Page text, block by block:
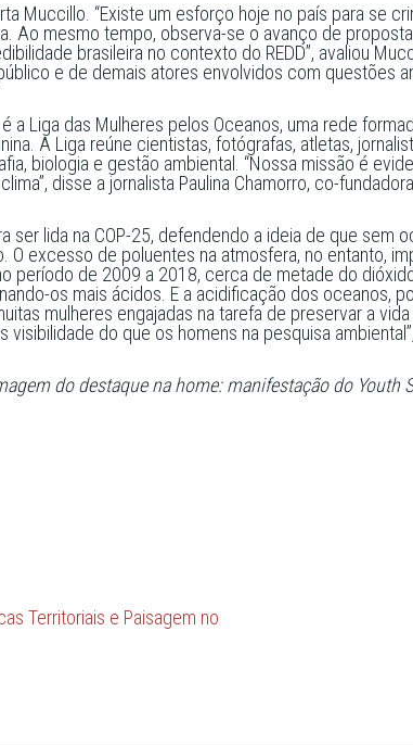
Muccillo. “Existe um esforço hoje no país para se
Ao mesmo tempo, observa-se o avanço de
brasileira no contexto do REDD”, avaliou
e de demais atores envolvidos com questões
a Liga das Mulheres pelos Oceanos, uma rede
A Liga reúne cientistas, fotógrafas, atletas,
biologia e gestão ambiental. “Nossa missão é
disse a jornalista Paulina Chamorro, co-
ser lida na COP-25, defendendo a ideia de que sem
O excesso de poluentes na atmosfera, no entanto,
período de 2009 a 2018, cerca de metade do
os mais ácidos. E a acidificação dos oceanos,
mulheres engajadas na tarefa de preservar a
do que os homens na pesquisa
do destaque na home: manifestação do
Territoriais e Paisagem no